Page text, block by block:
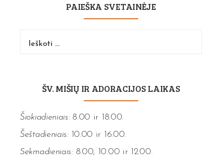
PAIEŠKA SVETAINĖJE
ŠV. MIŠIŲ IR ADORACIJOS LAIKAS
Šiokiadieniais:8.00 ir 18.00.
Šeštadieniais:10.00 ir 16.00.
Sekmadieniais:8.00, 10.00 ir 12.00.